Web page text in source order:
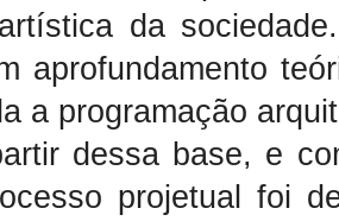
da
aprofundamento
a programação
dessa base, e
projetual foi